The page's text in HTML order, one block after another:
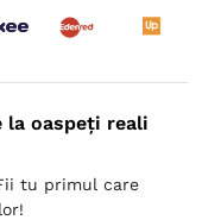
la oaspeți reali
tu primul care